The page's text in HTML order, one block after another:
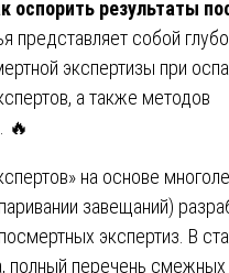
оспорить результаты
представляет собой
экспертизы при
а также методов
🔥
на основе
завещаний)
экспертиз. В
полный перечень